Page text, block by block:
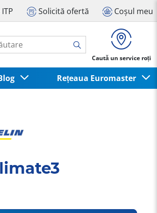
Solicită ofertă Coșul meu
Caută un service roți
Rețeaua Euromaster